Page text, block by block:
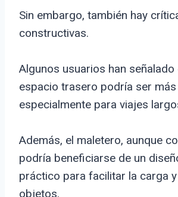
Sin embargo, también hay
constructivas.
Algunos usuarios han señalado
espacio trasero podría ser más
especialmente para viajes
Además, el maletero, aunque
podría beneficiarse de un
práctico para facilitar la carga
objetos.